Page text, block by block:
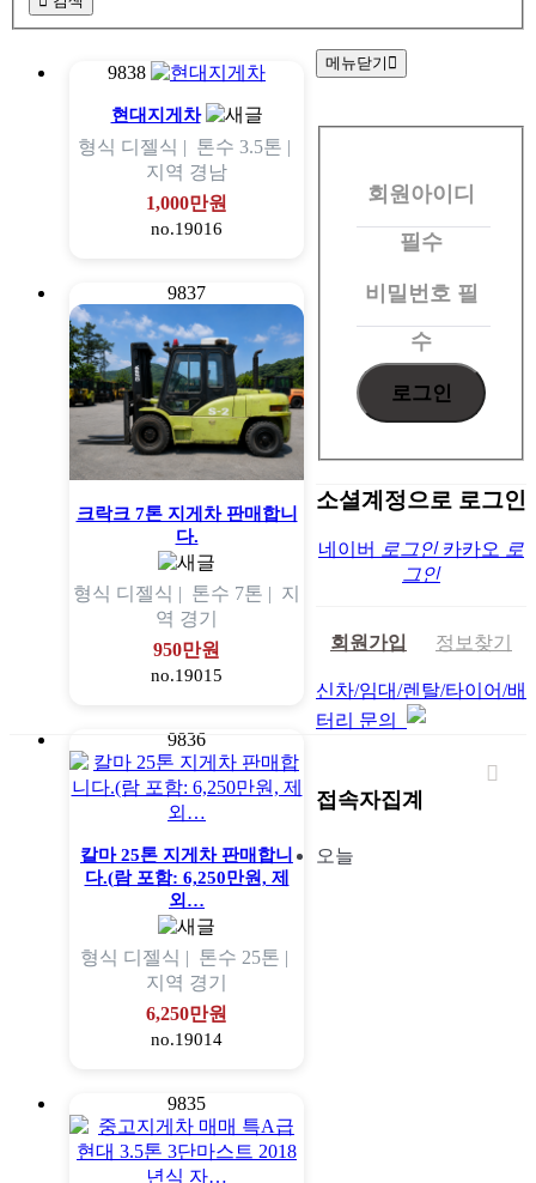
9838
현대지게차
형식 디젤식 | 톤수 3.5톤 |
지역 경남
1,000만원
no.19016
9837
크락크 7톤 지게차 판매합니
다.
형식 디젤식 | 톤수 7톤 | 지
역 경기
950만원
no.19015
9836
칼마 25톤 지게차 판매합니
다.(람 포함: 6,250만원, 제
외…
형식 디젤식 | 톤수 25톤 |
지역 경기
6,250만원
no.19014
9835
메뉴닫기
회
회원아이디
필수
비밀번호 필
수
소셜계정으로 로그인
네이버 로그인 카카오 로
그인
회원가입 정보찾기
신차/임대/렌탈/타이어/배
터리 문의
접속자집계
오늘